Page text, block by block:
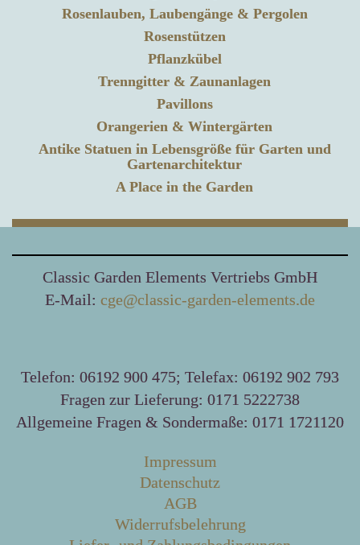
Rosenlauben, Laubengänge & Pergolen
Rosenstützen
Pflanzkübel
Trenngitter & Zaunanlagen
Pavillons
Orangerien & Wintergärten
Antike Statuen in Lebensgröße für Garten und
Gartenarchitektur
A Place in the Garden
Classic Garden Elements Vertriebs GmbH
E-Mail: cge@classic-garden-elements.de
Telefon: 06192 900 475; Telefax: 06192 902 793
Fragen zur Lieferung: 0171 5222738
Allgemeine Fragen & Sondermaße: 0171 1721120
Impressum
Datenschutz
AGB
Widerrufsbelehrung